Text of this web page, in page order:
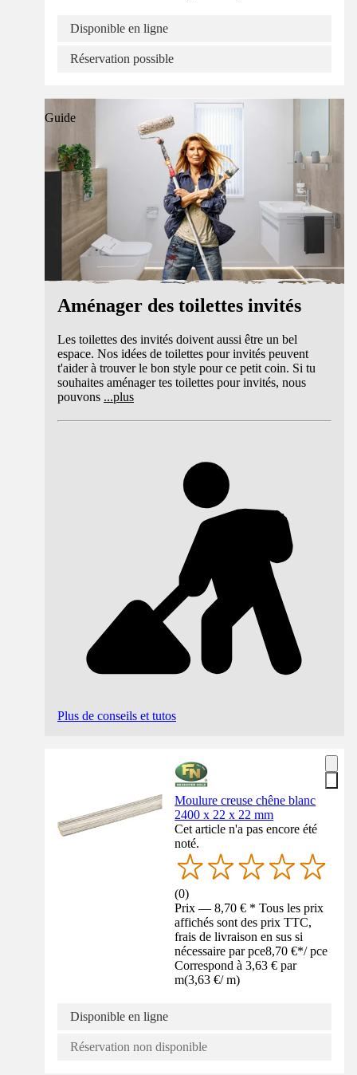
Disponible en ligne
Réservation possible
Guide
Aménager des toilettes invités
Les toilettes des invités doivent aussi être un bel
espace. Nos idées de toilettes pour invités peuvent
t'aider à trouver le bon style pour ce petit coin. Si tu
souhaites aménager tes toilettes pour invités, nous
pouvons ...plus
Plus de conseils et tutos
Moulure creuse chêne blanc
2400 x 22 x 22 mm
Cet article n'a pas encore été
noté.
(0)
Prix — 8,70 € * Tous les prix
affichés sont des prix TTC,
frais de livraison en sus si
nécessaire par pce8,70 €*/ pce
Correspond à 3,63 € par
m(3,63 €/ m)
Disponible en ligne
Réservation non disponible